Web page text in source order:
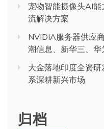
宠物智能摄像头AI
流解决方案
NVIDIA服务器供应
潮信息、新华三、华
大金落地印度全资
系深耕新兴市场
归档